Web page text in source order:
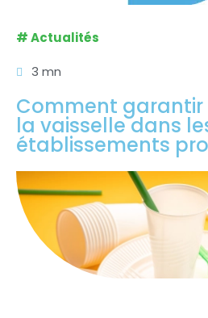
#Actualités
3 mn
Comment garantir
la vaisselle dans
établissements